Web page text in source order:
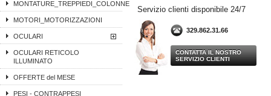
MONTATURE_TREPPIEDI_COLONNE
MOTORI_MOTORIZZAZIONI
OCULARI
OCULARI RETICOLO
ILLUMINATO
OFFERTE del MESE
PESI - CONTRAPPESI
Servizio clienti disponibile 24/7
329.862.31.66
CONTATTA IL NOSTRO
SERVIZIO CLIENTI